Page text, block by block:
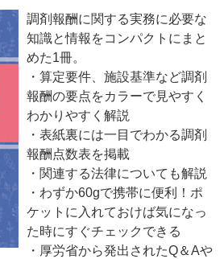
調剤報酬に関する実務に必要な
知識と情報をコンパクトにまと
めた1冊。
・算定要件、施設基準など調剤
報酬の要点をカラーで見やすく
わかりやすく解説
・表紙裏には一目でわかる調剤
報酬点数表を掲載
・関連する法律についても解説
・わずか60gで携帯に便利！ポ
ケットに入れておけば気になっ
た時にすぐチェックできる
・厚労省から発出されたQ＆Aや